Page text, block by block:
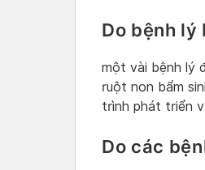
Do bệnh lý
một vài bệnh lý
ruột non bẩm
trình phát triển
Do các